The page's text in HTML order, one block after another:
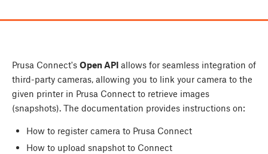
Prusa Connect's Open API allows for seamless integration of
third-party cameras, allowing you to link your camera to the
given printer in Prusa Connect to retrieve images
(snapshots). The documentation provides instructions on:
How to register camera to Prusa Connect
How to upload snapshot to Connect